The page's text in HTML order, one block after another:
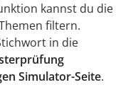
kannst du die
filtern.
in die
Simulator-Seite.